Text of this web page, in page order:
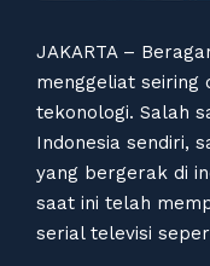
JAKARTA –
menggeliat seiring
tekonologi. Salah
Indonesia sendiri,
yang bergerak di
saat ini telah
serial televisi